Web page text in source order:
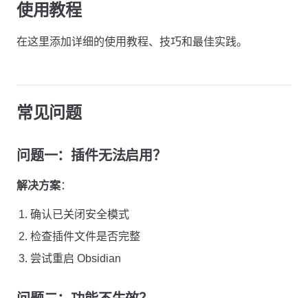
使用教程
在这里添加详细的使用教程、技巧和最佳实践。
常见问题
问题一：插件无法启用？
解决方案：
确认已关闭安全模式
检查插件文件是否完整
尝试重启 Obsidian